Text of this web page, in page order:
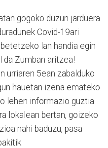
gogoko duzun jarduera
Covid-19ari
lan handia egin
da Zumban aritzea!
urriaren 5ean zabalduko
hauetan izena emateko
lehen informazio guztia
lokalean bertan, goizeko
nahi baduzu, pasa